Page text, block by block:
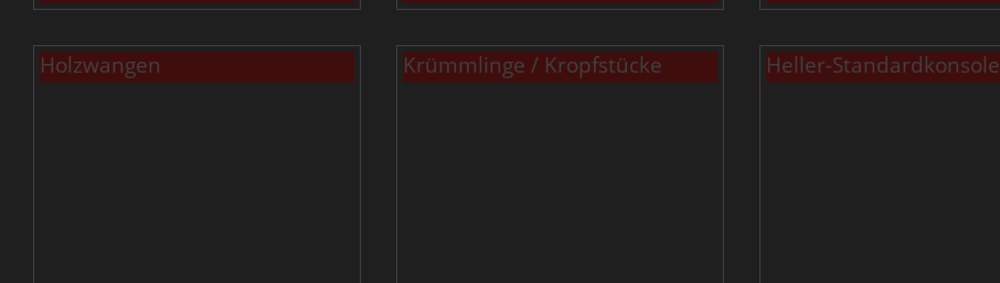
Holzwangen Krümmlinge / Kropfstücke Heller-Standardkonsole